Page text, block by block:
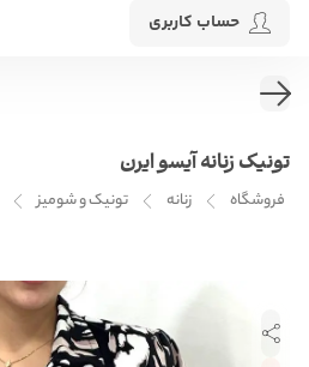
حساب کاربری
تونیک زنانه آیسو ایرن
فروشگاه زنانه تونیک و شومیز